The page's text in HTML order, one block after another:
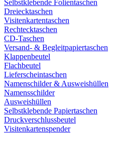
Selbstklebende Folientaschen
Dreiecktaschen
Visitenkartentaschen
Rechtecktaschen
CD-Taschen
Versand- & Begleitpapiertaschen
Klappenbeutel
Flachbeutel
Lieferscheintaschen
Namenschilder & Ausweishüllen
Namensschilder
Ausweishüllen
Selbstklebende Papiertaschen
Druckverschlussbeutel
Visitenkartenspender